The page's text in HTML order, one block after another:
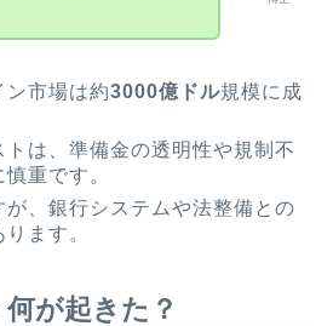
ン市場は約3000億ドル規模に成
は、準備金の透明性や規制不
重です。
が、銀行システムや法整備との
ます。
が起きた？